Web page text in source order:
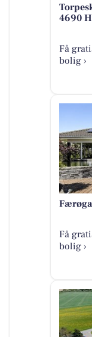
4690
Få
bolig ›
Få
bolig ›